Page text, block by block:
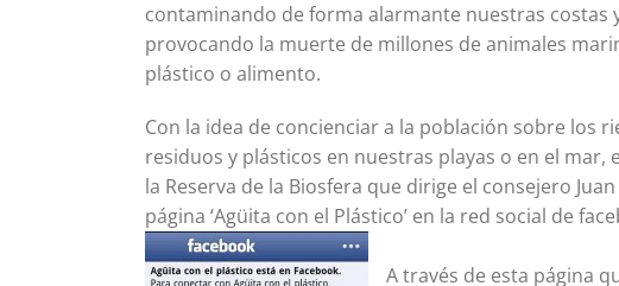
contaminando de forma alarmante nuestras costas
provocando la muerte de millones de animales
plástico o alimento.
Con la idea de concienciar a la población sobre los
residuos y plásticos en nuestras playas o en el mar,
la Reserva de la Biosfera que dirige el consejero
página ‘Agüita con el Plástico’ en la red social de
A través de esta página